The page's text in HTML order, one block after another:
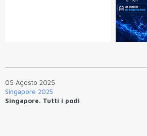
05 Agosto 2025
Singapore 2025
Singapore. Tutti i podi